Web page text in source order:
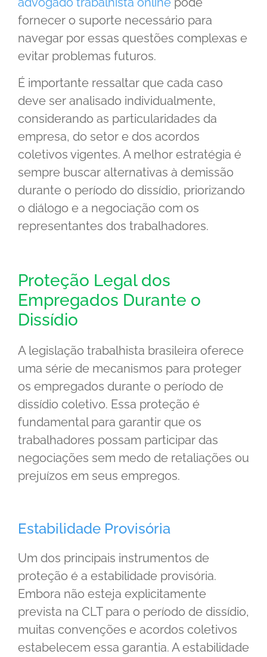
fornecer o suporte necessário para
navegar por essas questões complexas e
evitar problemas futuros.
É importante ressaltar que cada caso
deve ser analisado individualmente,
considerando as particularidades da
empresa, do setor e dos acordos
coletivos vigentes. A melhor estratégia é
sempre buscar alternativas à demissão
durante o período do dissídio, priorizando
o diálogo e a negociação com os
representantes dos trabalhadores.
Proteção Legal dos
Empregados Durante o
Dissídio
A legislação trabalhista brasileira oferece
uma série de mecanismos para proteger
os empregados durante o período de
dissídio coletivo. Essa proteção é
fundamental para garantir que os
trabalhadores possam participar das
negociações sem medo de retaliações ou
prejuízos em seus empregos.
Estabilidade Provisória
Um dos principais instrumentos de
proteção é a estabilidade provisória.
Embora não esteja explicitamente
prevista na CLT para o período de dissídio,
muitas convenções e acordos coletivos
estabelecem essa garantia. A estabilidade